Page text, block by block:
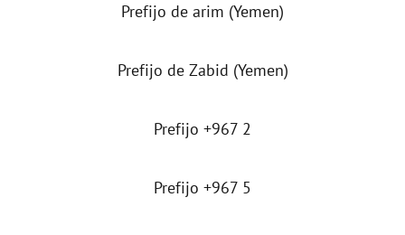
Prefijo de arim (Yemen)
Prefijo de Zabid (Yemen)
Prefijo +967 2
Prefijo +967 5